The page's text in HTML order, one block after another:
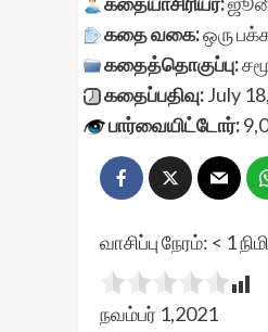
கதை வகை:ஒரு
கதைத்தொகுப்பு:
கதைப்பதிவு:July
பார்வையிட்டோர்:
வாசிப்பு நேரம்: < 1
நவம்பர் 1,2021